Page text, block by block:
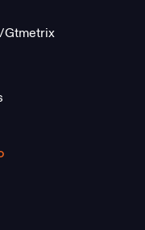
Gtmetrix